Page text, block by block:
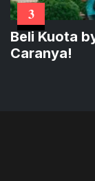
3
Beli Kuota
Caranya!